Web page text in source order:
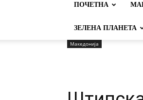
ПОЧЕТНА
ЗЕЛЕНА ПЛАНЕТА
Македонија